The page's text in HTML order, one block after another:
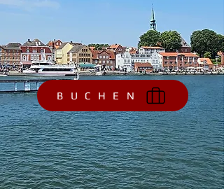
B U C H E N